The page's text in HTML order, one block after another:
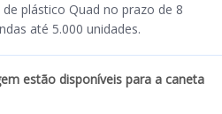
plástico Quad no prazo de 8
até 5.000 unidades.
estão disponíveis para a caneta